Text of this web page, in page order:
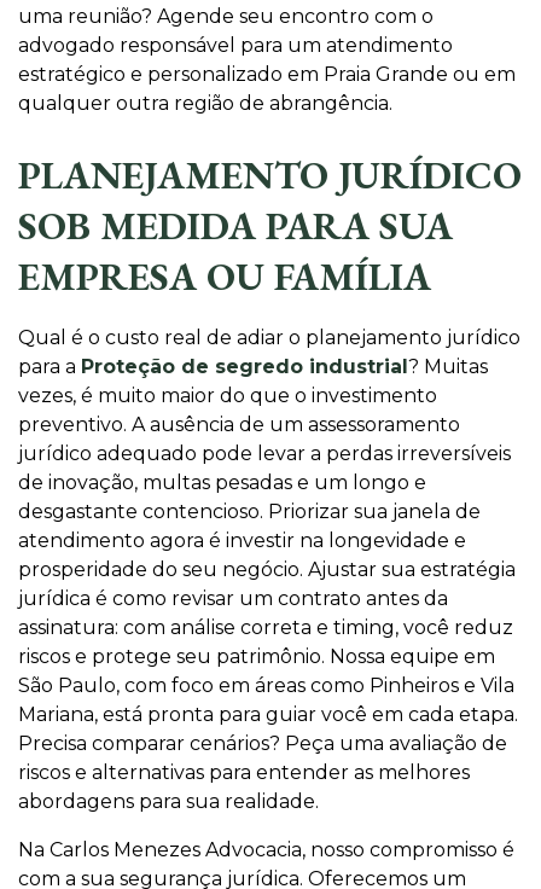
uma reunião? Agende seu encontro com o
advogado responsável para um atendimento
estratégico e personalizado em Praia Grande ou em
qualquer outra região de abrangência.
PLANEJAMENTO JURÍDICO
SOB MEDIDA PARA SUA
EMPRESA OU FAMÍLIA
Qual é o custo real de adiar o planejamento jurídico
para a Proteção de segredo industrial? Muitas
vezes, é muito maior do que o investimento
preventivo. A ausência de um assessoramento
jurídico adequado pode levar a perdas irreversíveis
de inovação, multas pesadas e um longo e
desgastante contencioso. Priorizar sua janela de
atendimento agora é investir na longevidade e
prosperidade do seu negócio. Ajustar sua estratégia
jurídica é como revisar um contrato antes da
assinatura: com análise correta e timing, você reduz
riscos e protege seu patrimônio. Nossa equipe em
São Paulo, com foco em áreas como Pinheiros e Vila
Mariana, está pronta para guiar você em cada etapa.
Precisa comparar cenários? Peça uma avaliação de
riscos e alternativas para entender as melhores
abordagens para sua realidade.
Na Carlos Menezes Advocacia, nosso compromisso é
com a sua segurança jurídica. Oferecemos um